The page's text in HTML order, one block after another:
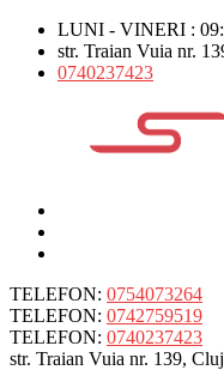
LUNI - VINERI :
str. Traian Vuia nr.
0740237423
TELEFON: 0754073264
TELEFON: 0742759519
TELEFON: 0740237423
str. Traian Vuia nr. 139,